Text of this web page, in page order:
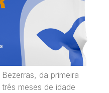
da primeira
meses de idade